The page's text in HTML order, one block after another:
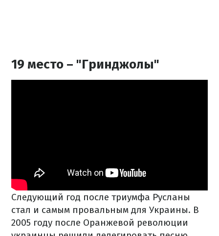
19 место – "Гринджолы"
Следующий год после триумфа Русланы
стал и самым провальным для Украины. В
2005 году после Оранжевой революции